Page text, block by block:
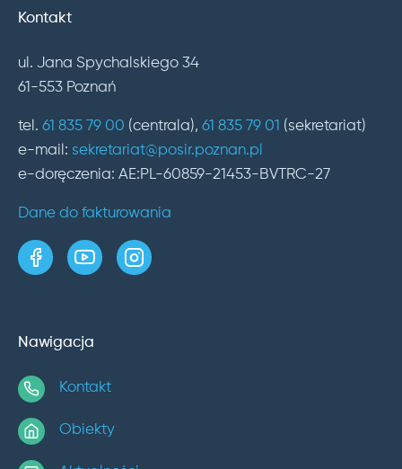
Kontakt
ul. Jana Spychalskiego 34
61-553 Poznań
tel. 61 835 79 00 (centrala), 61 835 79 01 (sekretariat)
e-mail: sekretariat@posir.poznan.pl
e-doręczenia: AE:PL-60859-21453-BVTRC-27
Dane do fakturowania
strona w serwisie Facebook
kanał w serwisie YouTube
profil w serwisie Instagram
Nawigacja
Kontakt
Obiekty